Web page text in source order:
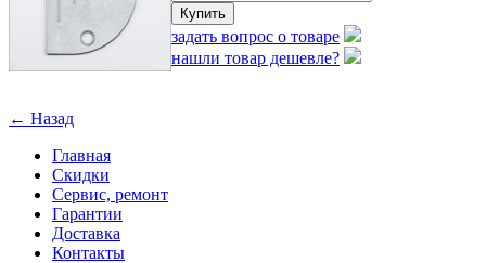
задать вопрос о товаре
нашли товар дешевле?
← Назад
Главная
Скидки
Сервис, ремонт
Гарантии
Доставка
Контакты